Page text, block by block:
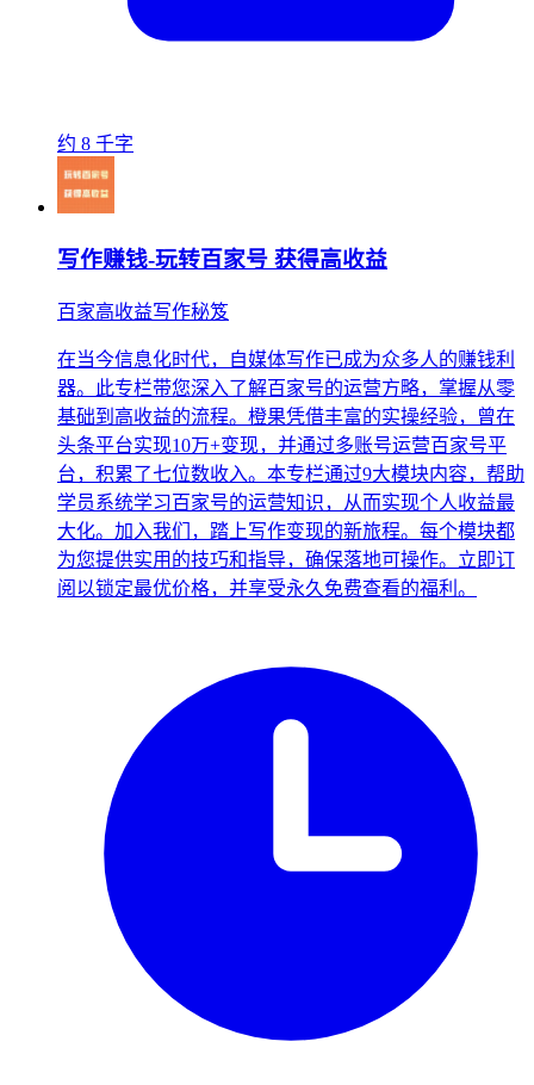
约 8 千字
写作赚钱-玩转百家号 获得高收益
百家高收益写作秘笈
在当今信息化时代，自媒体写作已成为众多人的赚钱利
器。此专栏带您深入了解百家号的运营方略，掌握从零
基础到高收益的流程。橙果凭借丰富的实操经验，曾在
头条平台实现10万+变现，并通过多账号运营百家号平
台，积累了七位数收入。本专栏通过9大模块内容，帮助
学员系统学习百家号的运营知识，从而实现个人收益最
大化。加入我们，踏上写作变现的新旅程。每个模块都
为您提供实用的技巧和指导，确保落地可操作。立即订
阅以锁定最优价格，并享受永久免费查看的福利。